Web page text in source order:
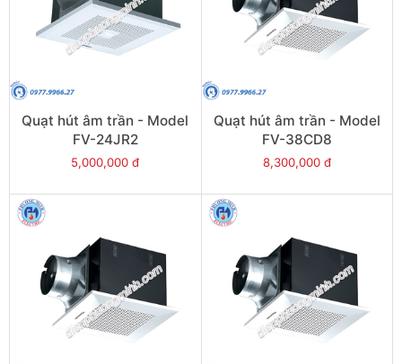
Quạt hút âm trần - Model
FV-24JR2
5,000,000 đ
Quạt hút âm trần - Model
FV-38CD8
8,300,000 đ